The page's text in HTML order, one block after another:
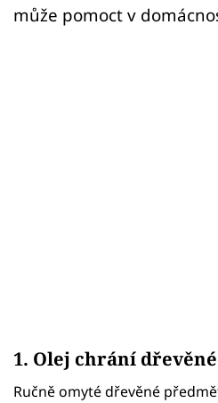
může pomoct v
1. Olej chrání
Ručně omyté dřevěné